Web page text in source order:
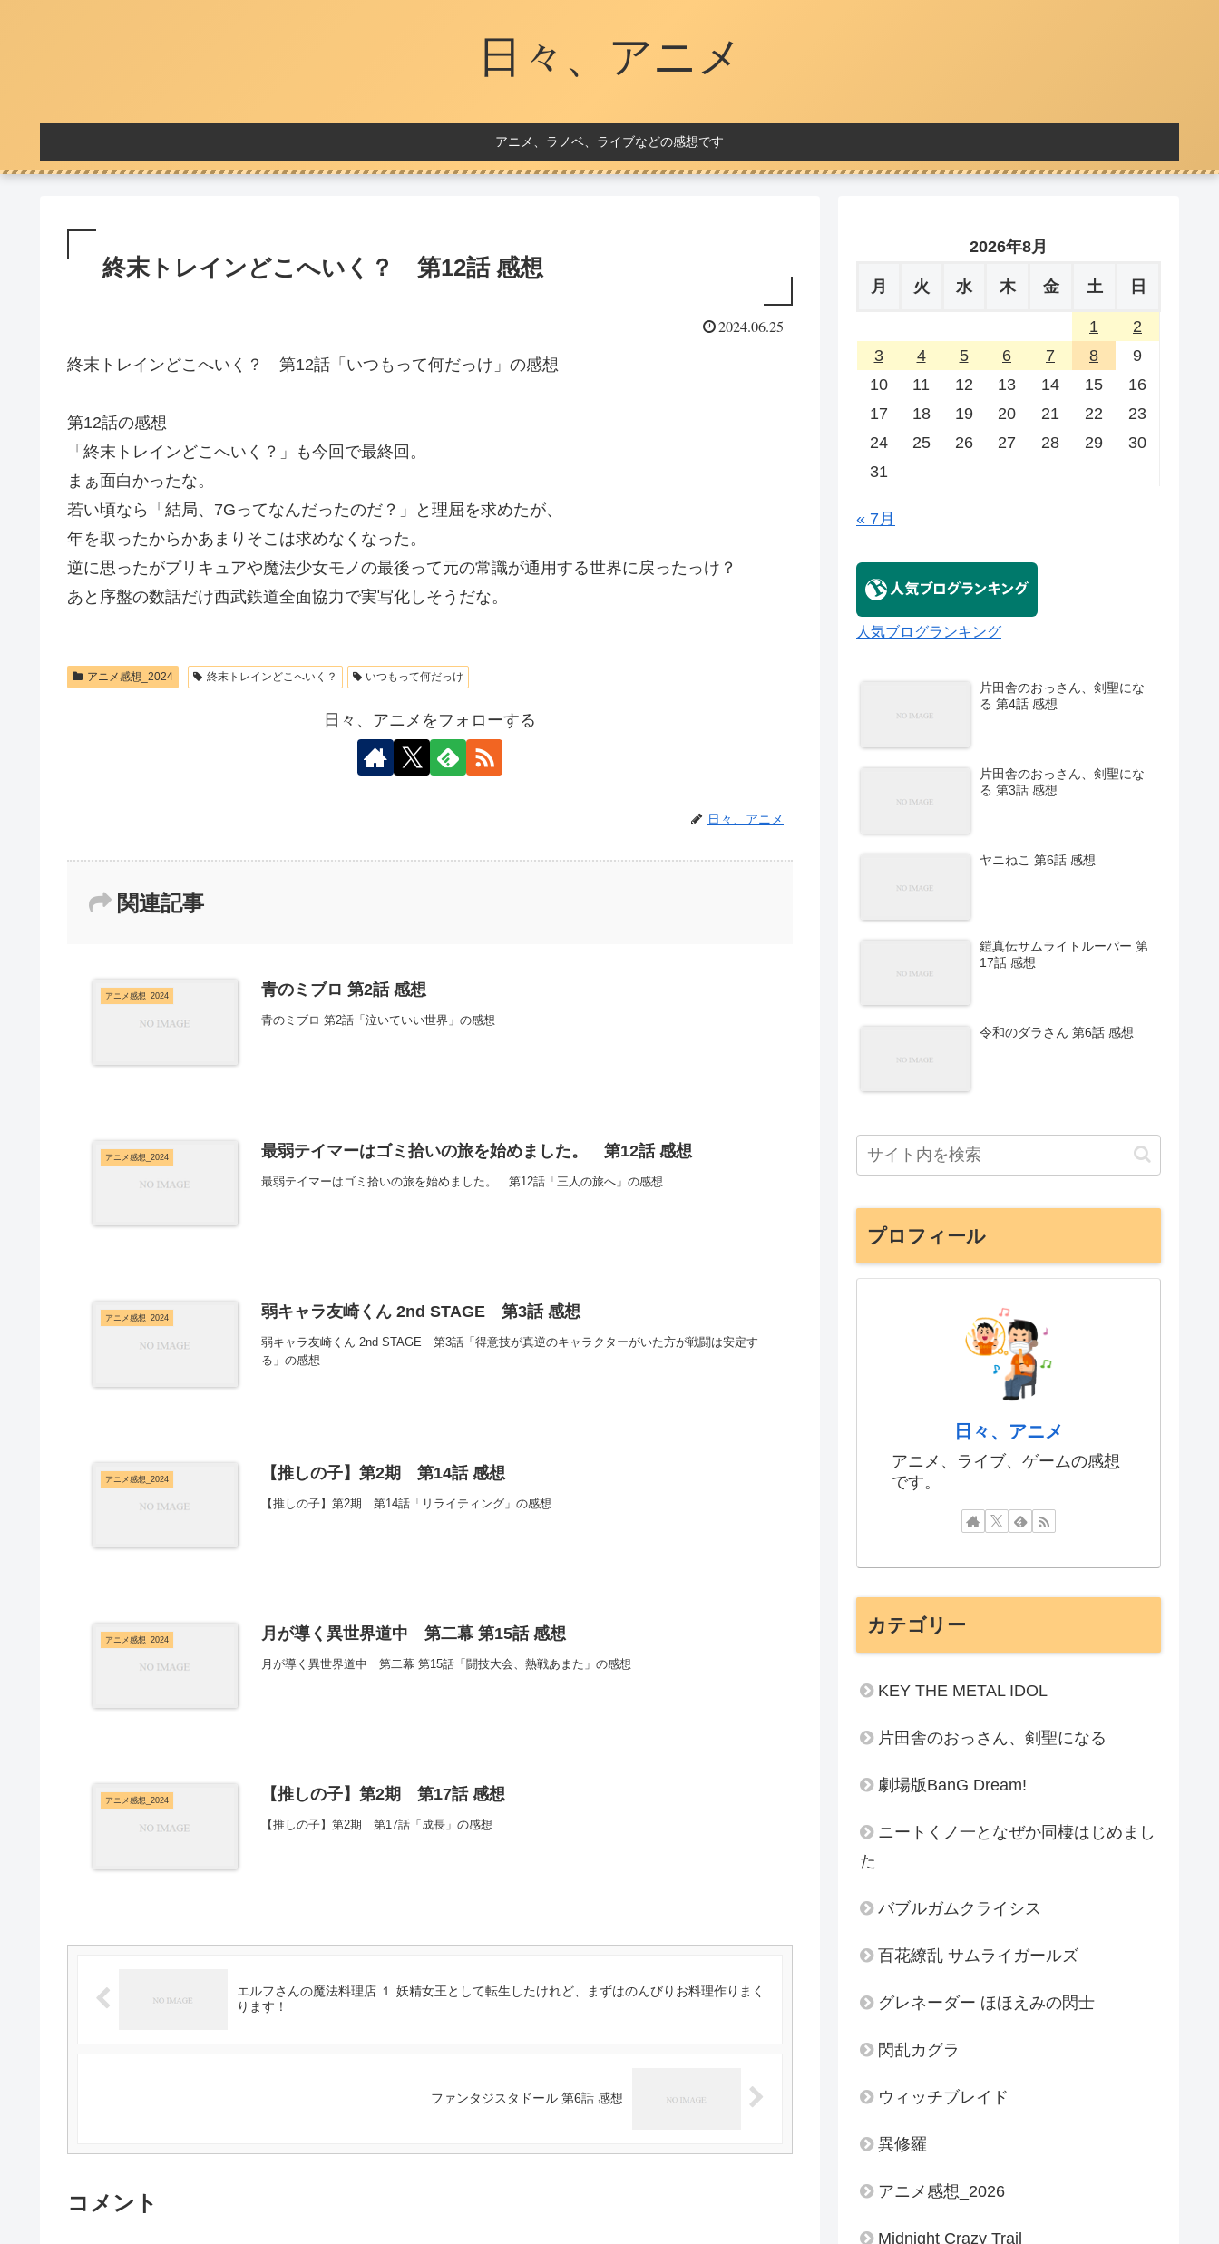
日々、アニメ
アニメ、ラノベ、ライブなどの感想です
終末トレインどこへいく？ 第12話 感想
2024.06.25
終末トレインどこへいく？ 第12話「いつもって何だっけ」の感想
第12話の感想
「終末トレインどこへいく？」も今回で最終回。
まぁ面白かったな。
若い頃なら「結局、7Gってなんだったのだ？」と理屈を求めたが、
年を取ったからかあまりそこは求めなくなった。
逆に思ったがプリキュアや魔法少女モノの最後って元の常識が通用する世界に戻ったっけ？
あと序盤の数話だけ西武鉄道全面協力で実写化しそうだな。
アニメ感想_2024 終末トレインどこへいく？ いつもって何だっけ
日々、アニメをフォローする
日々、アニメ
関連記事
アニメ感想_2024 青のミブロ 第2話 感想
青のミブロ 第2話「泣いていい世界」の感想
アニメ感想_2024 最弱テイマーはゴミ拾いの旅を始めました。 第12話 感想
最弱テイマーはゴミ拾いの旅を始めました。 第12話「三人の旅へ」の感想
アニメ感想_2024 弱キャラ友崎くん 2nd STAGE 第3話 感想
弱キャラ友崎くん 2nd STAGE 第3話「得意技が真逆のキャラクターがいた方が戦闘は安定す
る」の感想
アニメ感想_2024 【推しの子】第2期 第14話 感想
【推しの子】第2期 第14話「リライティング」の感想
アニメ感想_2024 月が導く異世界道中 第二幕 第15話 感想
月が導く異世界道中 第二幕 第15話「闘技大会、熱戦あまた」の感想
アニメ感想_2024 【推しの子】第2期 第17話 感想
【推しの子】第2期 第17話「成長」の感想
エルフさんの魔法料理店 １ 妖精女王として転生したけれど、まずはのんびりお料理作りまく
ります！
ファンタジスタドール 第6話 感想
コメント
2026年8月
月 火 水 木 金 土 日
1
2
3
4 5 6 7 8
9
10
11 12 13 14 15
16
17
18 19 20 21 22
23
24
25 26 27 28 29
30
31
« 7月
人気ブログランキング
片田舎のおっさん、剣聖にな
る 第4話 感想
片田舎のおっさん、剣聖にな
る 第3話 感想
ヤニねこ 第6話 感想
鎧真伝サムライトルーパー 第
17話 感想
令和のダラさん 第6話 感想
プロフィール
日々、アニメ
アニメ、ライブ、ゲームの感想
です。
カテゴリー
KEY THE METAL IDOL
片田舎のおっさん、剣聖になる
劇場版BanG Dream!
ニートくノ一となぜか同棲はじめまし
た
バブルガムクライシス
百花繚乱 サムライガールズ
グレネーダー ほほえみの閃士
閃乱カグラ
ウィッチブレイド
異修羅
アニメ感想_2026
Midnight Crazy Trail